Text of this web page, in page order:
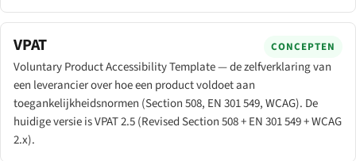
VPAT CONCEPTEN
Voluntary Product Accessibility Template — de zelfverklaring van
een leverancier over hoe een product voldoet aan
toegankelijkheidsnormen (Section 508, EN 301 549, WCAG). De
huidige versie is VPAT 2.5 (Revised Section 508 + EN 301 549 + WCAG
2.x).